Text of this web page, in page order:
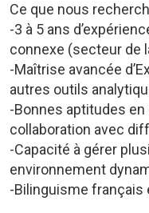
Ce que nous
-3 à 5 ans
connexe (secteur de
-Maîtrise avancée
autres outils
-Bonnes aptitudes
collaboration avec
-Capacité à gérer
environnement
-Bilinguisme français